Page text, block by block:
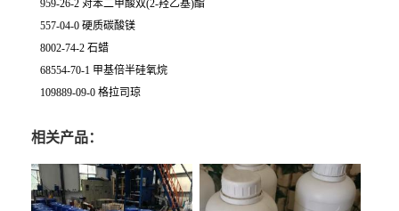
959-26-2 对苯二甲酸双(2-羟乙基)酯
557-04-0 硬质碳酸镁
8002-74-2 石蜡
68554-70-1 甲基倍半硅氧烷
109889-09-0 格拉司琼
相关产品：